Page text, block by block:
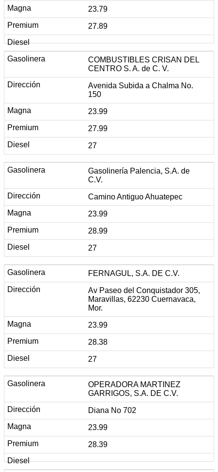
23.79
27.89
COMBUSTIBLES CRISAN DEL
CENTRO S. A. de C. V.
Avenida Subida a Chalma No.
150
23.99
27.99
27
Gasolinería Palencia, S.A. de
C.V.
Camino Antiguo Ahuatepec
23.99
28.99
27
FERNAGUL, S.A. DE C.V.
Av Paseo del Conquistador 305,
Maravillas, 62230 Cuernavaca,
Mor.
23.99
28.38
27
OPERADORA MARTINEZ
GARRIGOS, S.A. DE C.V.
Diana No 702
23.99
28.39